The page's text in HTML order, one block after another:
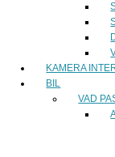
KAMERA
BIL
VAD